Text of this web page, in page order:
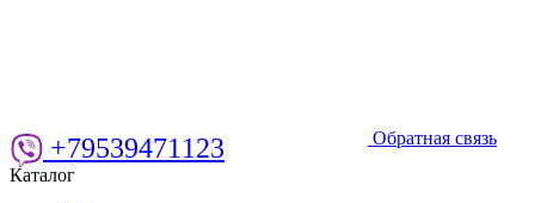
Обратная связь
+79539471123
Каталог